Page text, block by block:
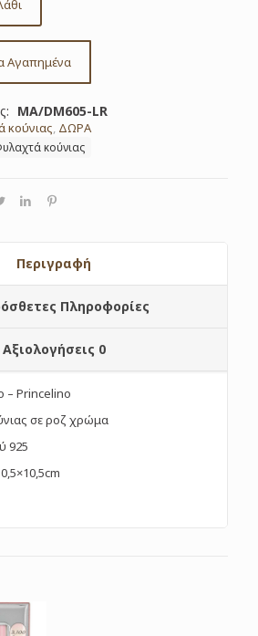
Αγαπημένα
MA/DM605-LR
κούνιας, ΔΩΡΑ
κούνιας
Περιγραφή
Πληροφορίες
Αξιολογήσεις 0
– Princelino
σε ροζ χρώμα
925